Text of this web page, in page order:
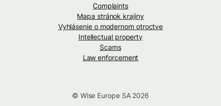
Complaints
Mapa stránok krajiny
Vyhlásenie o modernom otroctve
Intellectual property
Scams
Law enforcement
© Wise Europe SA 2026